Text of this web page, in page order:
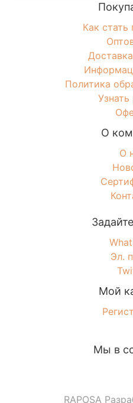
Как стать
Политика
О
О
Эл.
Мой
Мы в
RAPOSA